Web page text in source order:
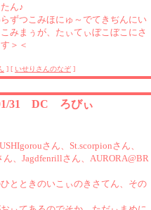
ん♪
ずつこみほにゅ～でてきぢんにい
みまぅが、たぃてぃぼこぼこにさ
＞＜
] [ いせりさんのなぞ ]
31 DC ろびぃ
さん、St.scorpionさん、
ん、Jagdfenrillさん、AURORA@BR
とときのいこぃのきさてん、その